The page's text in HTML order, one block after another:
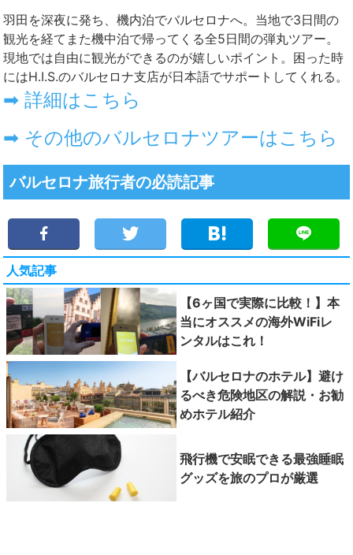
羽田を深夜に発ち、機内泊でバルセロナへ。当地で3日間の
観光を経てまた機中泊で帰ってくる全5日間の弾丸ツアー。
現地では自由に観光ができるのが嬉しいポイント。困った時
にはH.I.S.のバルセロナ支店が日本語でサポートしてくれる。
➡ 詳細はこちら
➡ その他のバルセロナツアーはこちら
バルセロナ旅行者の必読記事
人気記事
【6ヶ国で実際に比較！】本
当にオススメの海外WiFiレ
ンタルはこれ！
【バルセロナのホテル】避け
るべき危険地区の解説・お勧
めホテル紹介
飛行機で安眠できる最強睡眠
グッズを旅のプロが厳選